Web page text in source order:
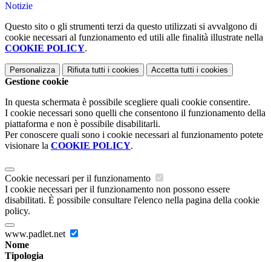
Notizie
Questo sito o gli strumenti terzi da questo utilizzati si avvalgono di
cookie necessari al funzionamento ed utili alle finalità illustrate nella
COOKIE POLICY.
Personalizza Rifiuta tutti i cookies Accetta tutti i cookies
Gestione cookie
In questa schermata è possibile scegliere quali cookie consentire.
I cookie necessari sono quelli che consentono il funzionamento della
piattaforma e non è possibile disabilitarli.
Per conoscere quali sono i cookie necessari al funzionamento potete
visionare la COOKIE POLICY.
Cookie necessari per il funzionamento
I cookie necessari per il funzionamento non possono essere
disabilitati. È possibile consultare l'elenco nella pagina della cookie
policy.
www.padlet.net
Nome
Tipologia